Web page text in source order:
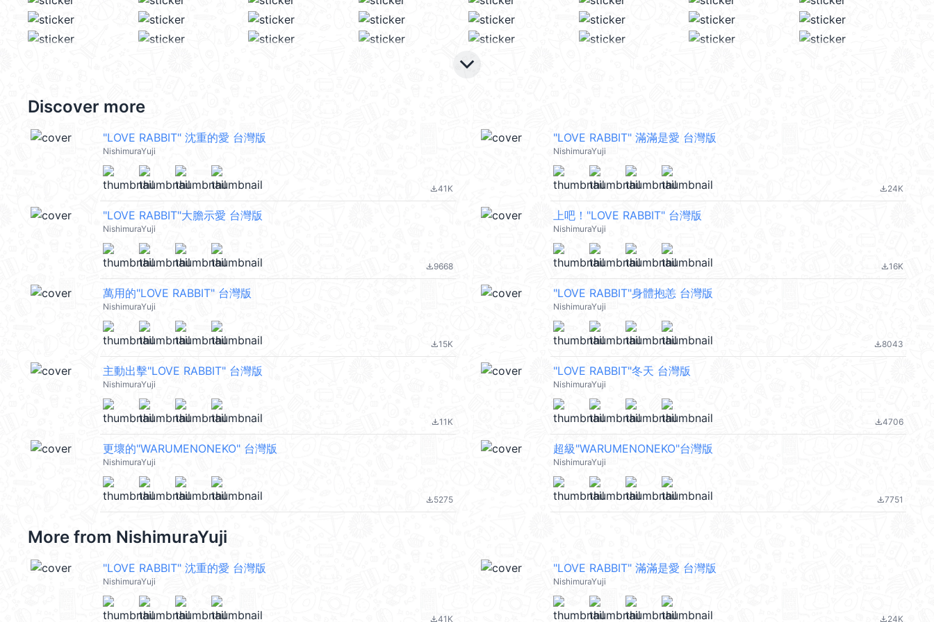
keyboard_arrow_down
Discover more
"LOVE RABBIT" 沈重的愛 台灣版
NishimuraYuji
file_download41K
"LOVE RABBIT" 滿滿是愛 台灣版
NishimuraYuji
file_download24K
"LOVE RABBIT"大膽示愛 台灣版
NishimuraYuji
file_download9668
上吧！"LOVE RABBIT" 台灣版
NishimuraYuji
file_download16K
萬用的"LOVE RABBIT" 台灣版
NishimuraYuji
file_download15K
"LOVE RABBIT"身體抱恙 台灣版
NishimuraYuji
file_download8043
主動出擊"LOVE RABBIT" 台灣版
NishimuraYuji
file_download11K
"LOVE RABBIT"冬天 台灣版
NishimuraYuji
file_download4706
更壞的"WARUMENONEKO" 台灣版
NishimuraYuji
file_download5275
超級"WARUMENONEKO"台灣版
NishimuraYuji
file_download7751
More from NishimuraYuji
"LOVE RABBIT" 沈重的愛 台灣版
NishimuraYuji
file_download41K
"LOVE RABBIT" 滿滿是愛 台灣版
NishimuraYuji
file_download24K